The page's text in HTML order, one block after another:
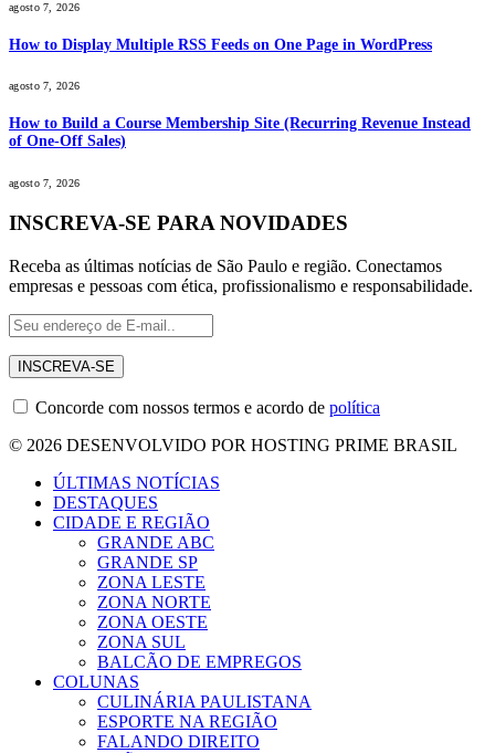
agosto 7, 2026
How to Display Multiple RSS Feeds on One Page in WordPress
agosto 7, 2026
How to Build a Course Membership Site (Recurring Revenue Instead
of One-Off Sales)
agosto 7, 2026
INSCREVA-SE PARA NOVIDADES
Receba as últimas notícias de São Paulo e região. Conectamos
empresas e pessoas com ética, profissionalismo e responsabilidade.
Concorde com nossos termos e acordo de política
© 2026 DESENVOLVIDO POR HOSTING PRIME BRASIL
ÚLTIMAS NOTÍCIAS
DESTAQUES
CIDADE E REGIÃO
GRANDE ABC
GRANDE SP
ZONA LESTE
ZONA NORTE
ZONA OESTE
ZONA SUL
BALCÃO DE EMPREGOS
COLUNAS
CULINÁRIA PAULISTANA
ESPORTE NA REGIÃO
FALANDO DIREITO